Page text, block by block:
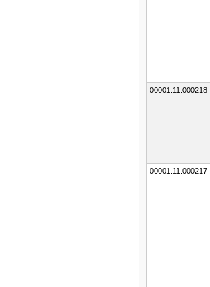
00001.11.000218
00001.11.000217